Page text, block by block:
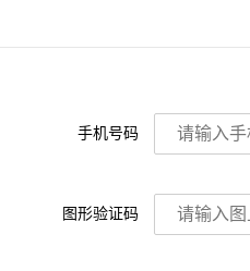
手机号码
图形验证码